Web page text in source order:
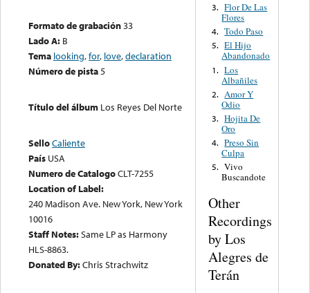
Formato de grabación33
Lado A: B
Tema looking,for, love,declaration
Número de pista5
Título del álbum Los Reyes Del Norte
SelloCaliente
País USA
Numero de CatalogoCLT-7255
Location of Label:
240 Madison Ave. New York, New York
10016
Staff Notes:Same LP as Harmony
HLS-8863.
Donated By:Chris Strachwitz
3. Flor De Las
Flores
4. Todo Paso
5. El Hijo
Abandonado
1. Los
Albañiles
2. Amor Y
Odio
3. Hojita De
Oro
4. Preso Sin
Culpa
5. Vivo
Buscandote
Other
Recordings
by Los
Alegres de
Terán